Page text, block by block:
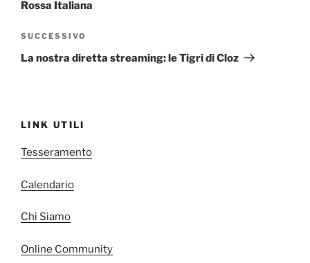
Rossa Italiana
Articolo
successivo
SUCCESSIVO
La nostra diretta streaming: le Tigri di Cloz
LINK UTILI
Tesseramento
Calendario
Chi Siamo
Online Community